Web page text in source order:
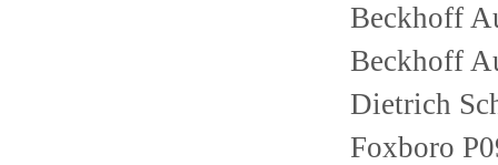
Beckhoff
Beckhoff
Dietrich
Foxboro